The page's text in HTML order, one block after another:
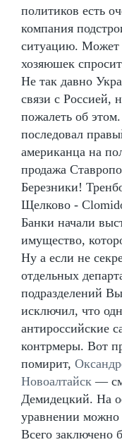
политиков есть
компания
ситуацию. Может
хозяюшек
Не так давно
связи с Россией,
пожалеть об
последовал
американца на
продажа
Березники!
Щелково -
Банки начали
имущество,
Ну а если не
отдельных
подразделений
исключил, что
антироссийские
контрмеры. Вот
помирит,
Новоалтайск —
Демидецкий. На
уравнении можно
Всего заключено